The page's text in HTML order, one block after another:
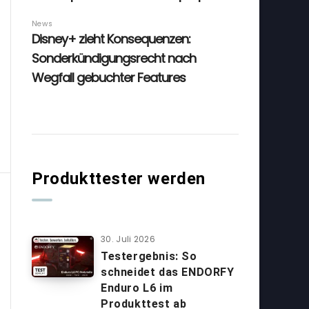
Produkttester werden
30. Juli 2026
Testergebnis: So
schneidet das ENDORFY
Enduro L6 im
Produkttest ab